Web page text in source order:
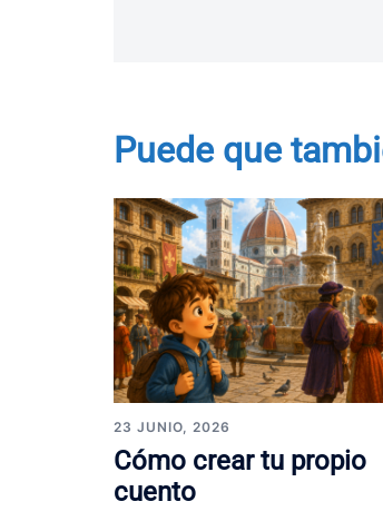
Puede que
23 JUNIO, 2026
Cómo crear tu propio
cuento